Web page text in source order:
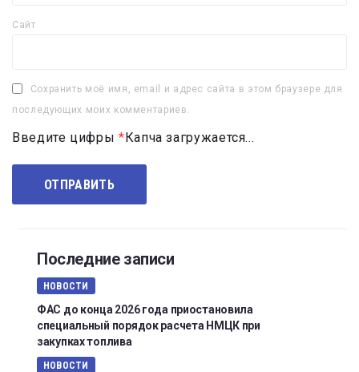
Сайт
Сохранить моё имя, email и адрес сайта в этом браузере для
последующих моих комментариев.
Введите цифры *Капча загружается...
Последние записи
НОВОСТИ
ФАС до конца 2026 года приостановила
специальный порядок расчета НМЦК при
закупках топлива
НОВОСТИ